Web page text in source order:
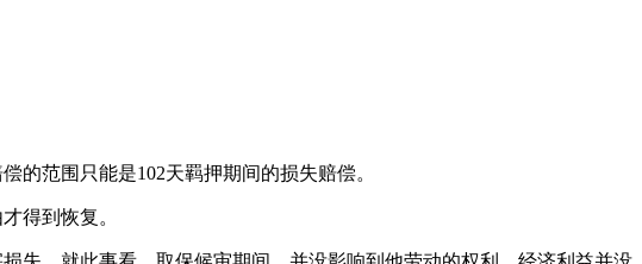
的范围只能是102天羁押期间的损失赔偿。
得到恢复。